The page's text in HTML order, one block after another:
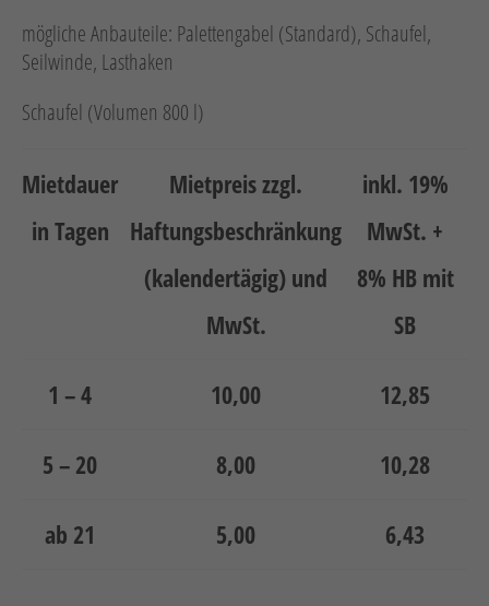
mögliche Anbauteile: Palettengabel (Standard), Schaufel,
Seilwinde, Lasthaken
Schaufel (Volumen 800 l)
Mietdauer
in Tagen
Mietpreis zzgl.
Haftungsbeschränkung
(kalendertägig) und
MwSt.
inkl. 19%
MwSt. +
8% HB mit
SB
1 – 4 10,00 12,85
5 – 20 8,00 10,28
ab 21 5,00 6,43